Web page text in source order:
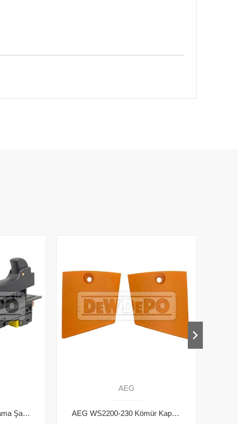
AEG WS2200-230 Taşlama Şalteri
AEG
AEG WS2200-230 Kömür Kapağı